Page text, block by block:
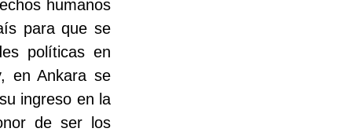
humanos
para que se
políticas en
en Ankara se
ingreso en la
de ser los